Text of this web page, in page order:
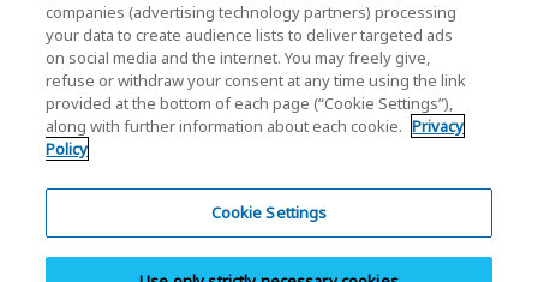
Datenschutzerklärung
Cookie Settings
Geschäftsbedingungen
Marken
companies (advertising technology partners) processing
your data to create audience lists to deliver targeted ads
on social media and the internet. You may freely give,
refuse or withdraw your consent at any time using the link
provided at the bottom of each page (“Cookie Settings”),
along with further information about each cookie. Privacy
Policy
Cookie Settings